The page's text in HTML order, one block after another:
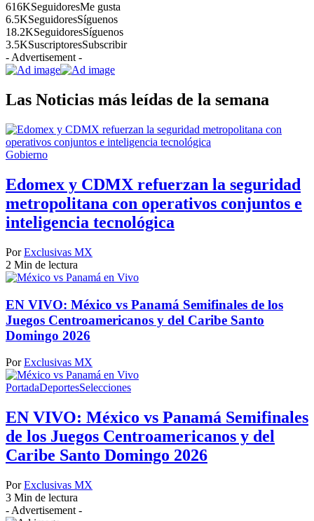
616KSeguidoresMe gusta
6.5KSeguidoresSíguenos
18.2KSeguidoresSíguenos
3.5KSuscriptoresSubscribir
- Advertisement -
Las Noticias más leídas de la semana
Gobierno
Edomex y CDMX refuerzan la seguridad
metropolitana con operativos conjuntos e
inteligencia tecnológica
Por Exclusivas MX
2 Min de lectura
EN VIVO: México vs Panamá Semifinales de los
Juegos Centroamericanos y del Caribe Santo
Domingo 2026
Por Exclusivas MX
PortadaDeportesSelecciones
EN VIVO: México vs Panamá Semifinales
de los Juegos Centroamericanos y del
Caribe Santo Domingo 2026
Por Exclusivas MX
3 Min de lectura
- Advertisement -